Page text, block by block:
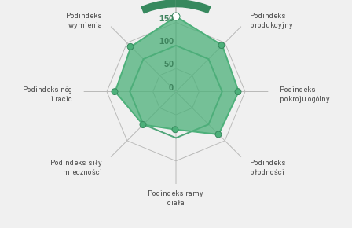
Podindeks
produkcyjny
Podindeks
pokroju ogólny
Podindeks
płodności
Podindeks ramy
ciała
Podindeks siły
mleczności
Podindeks nóg
i racic
Podindeks
wymienia
0
50
100
150